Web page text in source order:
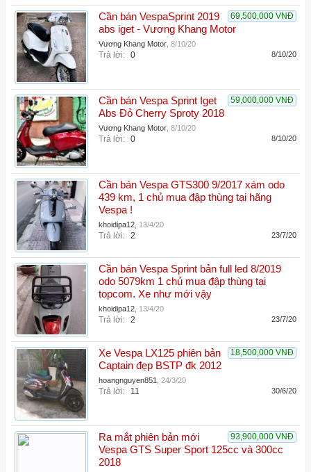
69,500,000 VNĐ
Cần bán VespaSprint 2019
abs iget - Vương Khang Motor
Vương Khang Motor 8/10/20
Trả lời: 0 8/10/20
59,000,000 VNĐ
Cần bán Vespa Sprint Iget
Abs Đỏ Cherry Sproty 2018
Vương Khang Motor 8/10/20
Trả lời: 0 8/10/20
Cần bán Vespa GTS300 9/2017 xám odo
439 km, 1 chủ mua đập thùng tại hãng
Vespa !
khoidipa12 13/4/20
Trả lời: 2 23/7/20
Cần bán Vespa Sprint bản full led 8/2019
odo 5079km 1 chủ mua đập thùng tại
topcom. Xe như mới vậy
khoidipa12 13/4/20
Trả lời: 2 23/7/20
18,500,000 VNĐ
Xe Vespa LX125 phiên bản
Captain đẹp BSTP đk 2012
hoangnguyen851 24/3/20
Trả lời: 11 30/6/20
93,900,000 VNĐ
Ra mắt phiên bản mới
Vespa GTS Super Sport 125cc và 300cc
2018